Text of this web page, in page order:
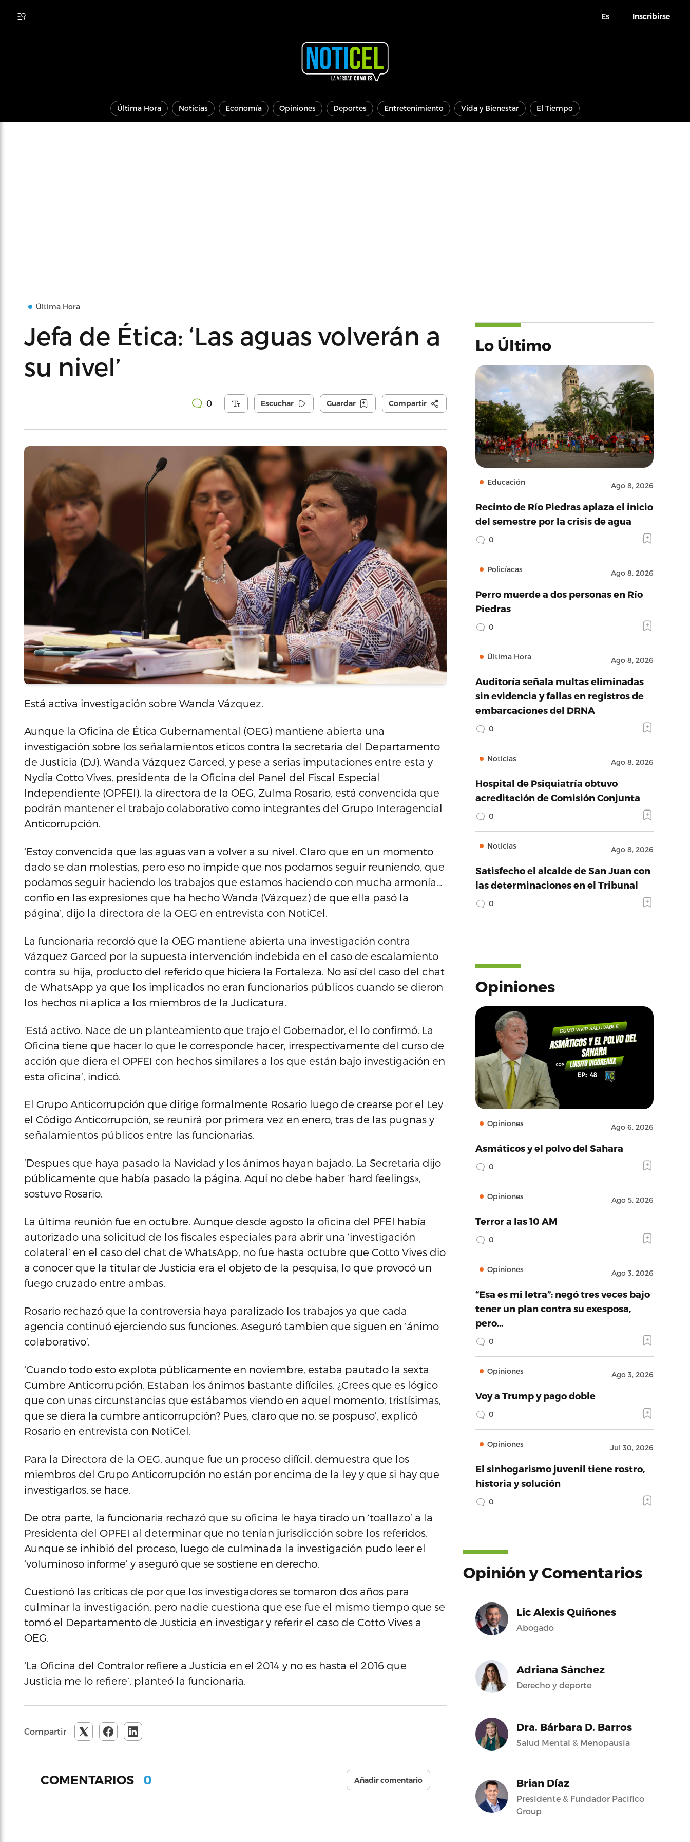
Es Inscribirse
Última Hora Noticias Economía Opiniones Deportes Entretenimiento Vida y Bienestar El Tiempo
Última Hora
Jefa de Ética: ‘Las aguas volverán a
su nivel’
0 Escuchar Guardar Compartir
Está activa investigación sobre Wanda Vázquez.
Aunque la Oficina de Ética Gubernamental (OEG) mantiene abierta una
investigación sobre los señalamientos eticos contra la secretaria del Departamento
de Justicia (DJ), Wanda Vázquez Garced, y pese a serias imputaciones entre esta y
Nydia Cotto Vives, presidenta de la Oficina del Panel del Fiscal Especial
Independiente (OPFEI), la directora de la OEG, Zulma Rosario, está convencida que
podrán mantener el trabajo colaborativo como integrantes del Grupo Interagencial
Anticorrupción.
‘Estoy convencida que las aguas van a volver a su nivel. Claro que en un momento
dado se dan molestias, pero eso no impide que nos podamos seguir reuniendo, que
podamos seguir haciendo los trabajos que estamos haciendo con mucha armonía…
confío en las expresiones que ha hecho Wanda (Vázquez) de que ella pasó la
página’, dijo la directora de la OEG en entrevista con NotiCel.
La funcionaria recordó que la OEG mantiene abierta una investigación contra
Vázquez Garced por la supuesta intervención indebida en el caso de escalamiento
contra su hija, producto del referido que hiciera la Fortaleza. No así del caso del chat
de WhatsApp ya que los implicados no eran funcionarios públicos cuando se dieron
los hechos ni aplica a los miembros de la Judicatura.
‘Está activo. Nace de un planteamiento que trajo el Gobernador, el lo confirmó. La
Oficina tiene que hacer lo que le corresponde hacer, irrespectivamente del curso de
acción que diera el OPFEI con hechos similares a los que están bajo investigación en
esta oficina’, indicó.
El Grupo Anticorrupción que dirige formalmente Rosario luego de crearse por el Ley
el Código Anticorrupción, se reunirá por primera vez en enero, tras de las pugnas y
señalamientos públicos entre las funcionarias.
‘Despues que haya pasado la Navidad y los ánimos hayan bajado. La Secretaria dijo
públicamente que había pasado la página. Aquí no debe haber ‘hard feelings»,
sostuvo Rosario.
La última reunión fue en octubre. Aunque desde agosto la oficina del PFEI había
autorizado una solicitud de los fiscales especiales para abrir una ‘investigación
colateral’ en el caso del chat de WhatsApp, no fue hasta octubre que Cotto Vives dio
a conocer que la titular de Justicia era el objeto de la pesquisa, lo que provocó un
fuego cruzado entre ambas.
Rosario rechazó que la controversia haya paralizado los trabajos ya que cada
agencia continuó ejerciendo sus funciones. Aseguró tambien que siguen en ‘ánimo
colaborativo’.
‘Cuando todo esto explota públicamente en noviembre, estaba pautado la sexta
Cumbre Anticorrupción. Estaban los ánimos bastante difíciles. ¿Crees que es lógico
que con unas circunstancias que estábamos viendo en aquel momento, tristísimas,
que se diera la cumbre anticorrupción? Pues, claro que no, se pospuso’, explicó
Rosario en entrevista con NotiCel.
Para la Directora de la OEG, aunque fue un proceso difícil, demuestra que los
miembros del Grupo Anticorrupción no están por encima de la ley y que si hay que
investigarlos, se hace.
De otra parte, la funcionaria rechazó que su oficina le haya tirado un ‘toallazo’ a la
Presidenta del OPFEI al determinar que no tenían jurisdicción sobre los referidos.
Aunque se inhibió del proceso, luego de culminada la investigación pudo leer el
‘voluminoso informe’ y aseguró que se sostiene en derecho.
Cuestionó las críticas de por que los investigadores se tomaron dos años para
culminar la investigación, pero nadie cuestiona que ese fue el mismo tiempo que se
tomó el Departamento de Justicia en investigar y referir el caso de Cotto Vives a
OEG.
‘La Oficina del Contralor refiere a Justicia en el 2014 y no es hasta el 2016 que
Justicia me lo refiere’, planteó la funcionaria.
Compartir
COMENTARIOS 0 Añadir comentario
Lo Último
Educación Ago 8, 2026
Recinto de Río Piedras aplaza el inicio
del semestre por la crisis de agua
0
Policíacas Ago 8, 2026
Perro muerde a dos personas en Río
Piedras
0
Última Hora Ago 8, 2026
Auditoría señala multas eliminadas
sin evidencia y fallas en registros de
embarcaciones del DRNA
0
Noticias Ago 8, 2026
Hospital de Psiquiatría obtuvo
acreditación de Comisión Conjunta
0
Noticias Ago 8, 2026
Satisfecho el alcalde de San Juan con
las determinaciones en el Tribunal
0
Opiniones
Opiniones Ago 6, 2026
Asmáticos y el polvo del Sahara
0
Opiniones Ago 5, 2026
Terror a las 10 AM
0
Opiniones Ago 3, 2026
“Esa es mi letra”: negó tres veces bajo
tener un plan contra su exesposa,
pero…
0
Opiniones Ago 3, 2026
Voy a Trump y pago doble
0
Opiniones Jul 30, 2026
El sinhogarismo juvenil tiene rostro,
historia y solución
0
Opinión y Comentarios
Lic Alexis Quiñones
Abogado
Adriana Sánchez
Derecho y deporte
Dra. Bárbara D. Barros
Salud Mental & Menopausia
Brian Díaz
Presidente & Fundador Pacifico
Group